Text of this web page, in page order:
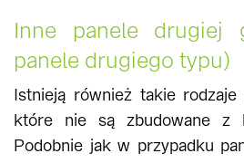
Inne panele drugiej
panele drugiego typu)
Istnieją również takie rodzaje
które nie są zbudowane z
Podobnie jak w przypadku